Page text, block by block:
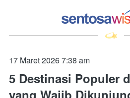
17 Maret 2026 7:38 am
5 Destinasi Populer
yang Wajib